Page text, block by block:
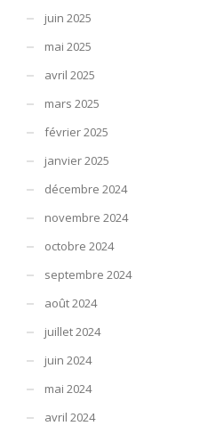
juin 2025
mai 2025
avril 2025
mars 2025
février 2025
janvier 2025
décembre 2024
novembre 2024
octobre 2024
septembre 2024
août 2024
juillet 2024
juin 2024
mai 2024
avril 2024